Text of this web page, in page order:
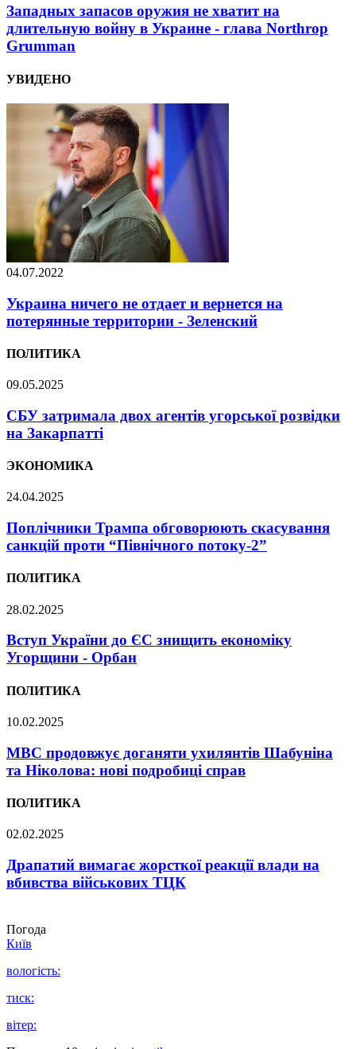
Западных запасов оружия не хватит на
длительную войну в Украине - глава Northrop
Grumman
УВИДЕНО
04.07.2022
Украина ничего не отдает и вернется на
потерянные территории - Зеленский
ПОЛИТИКА
09.05.2025
СБУ затримала двох агентів угорської розвідки
на Закарпатті
ЭКОНОМИКА
24.04.2025
Поплічники Трампа обговорюють скасування
санкцій проти “Північного потоку-2”
ПОЛИТИКА
28.02.2025
Вступ України до ЄС знищить економіку
Угорщини - Орбан
ПОЛИТИКА
10.02.2025
МВС продовжує доганяти ухилянтів Шабуніна
та Ніколова: нові подробиці справ
ПОЛИТИКА
02.02.2025
Драпатий вимагає жорсткої реакції влади на
вбивства військових ТЦК
Погода
Київ
вологість:
тиск:
вітер: